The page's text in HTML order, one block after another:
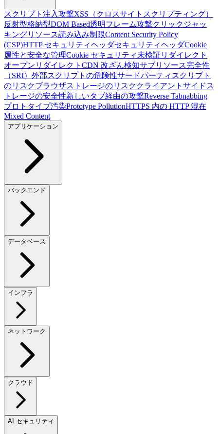
スクリプト注入攻撃XSS（クロスサイトスクリプティング）
反射型格納型DOM Based透明フレーム攻撃クリックジャッ
キングリソース読み込み制限Content Security Policy
(CSP)HTTP セキュリティヘッダセキュリティヘッダCookie
属性と安全な管理Cookie セキュリティ 未検証リダイレクト
オープンリダイレクト CDN 改ざん検知サブリソース完全性
（SRI） 外部スクリプトの危険性サードパーティスクリプト
のリスクブラウザストレージのリスク クライアントサイドス
トレージの安全性新しいタブ経由の攻撃Reverse Tabnabbing
プロトタイプ汚染Prototype PollutionHTTPS 内の HTTP 混在
Mixed Content
アプリケーション
バックエンド
データベース
インフラ
ネットワーク
クラウド
AI セキュリティ